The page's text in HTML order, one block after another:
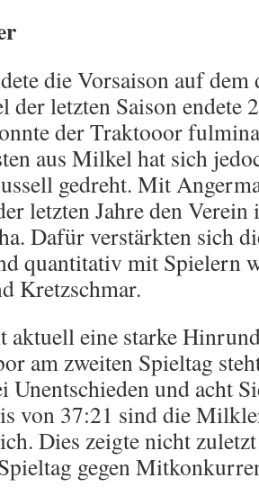
die Vorsaison auf
der letzten Saison endete
der Traktooor
aus Milkel hat sich
gedreht. Mit
letzten Jahre den
Dafür verstärkten sich
quantitativ mit Spielern
Kretzschmar.
eine starke
am zweiten Spieltag
Unentschieden und acht
von 37:21 sind die
Dies zeigte nicht
gegen